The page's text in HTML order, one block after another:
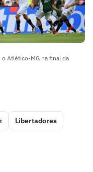
Atlético-MG na final da
Libertadores